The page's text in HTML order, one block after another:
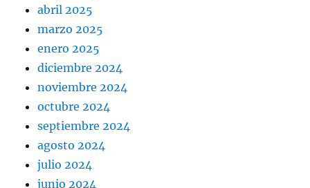
abril 2025
marzo 2025
enero 2025
diciembre 2024
noviembre 2024
octubre 2024
septiembre 2024
agosto 2024
julio 2024
junio 2024